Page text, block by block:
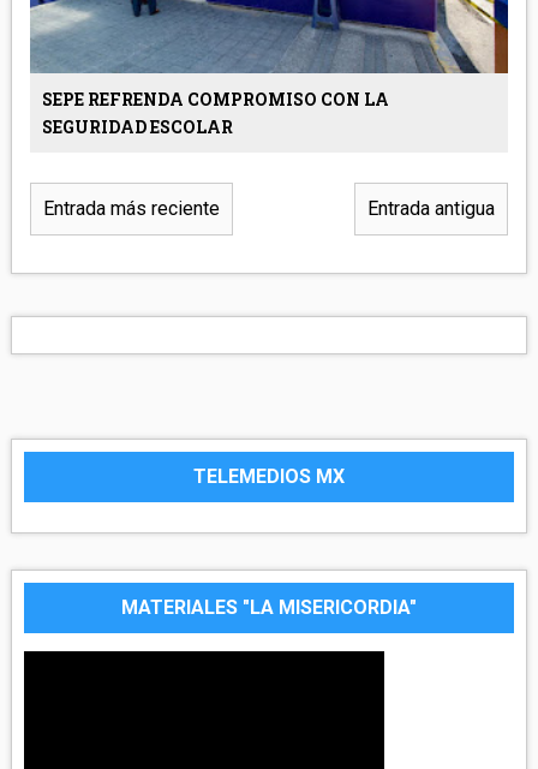
SEPE REFRENDA COMPROMISO CON LA
SEGURIDAD ESCOLAR
Entrada más reciente Entrada antigua
TELEMEDIOS MX
MATERIALES "LA MISERICORDIA"